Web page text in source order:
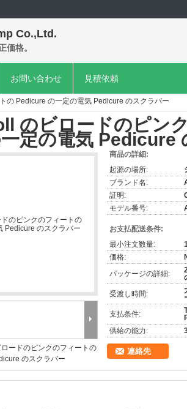
Co.,Ltd.
価格。
お問い合わせ 見積依頼
の Pedicure の一定の電気 Pedicure のスクラバー
のビロードのピン
定の電気 Pedicure
ードのピンクのフィートの
のスクラバー
商品の詳細:
起源の場所:
ブランド名:
証明:
モデル番号:
お支払配送条件:
最小注文数量:
価格:
パッケージの詳細:
受渡し時間:
支払条件:
供給の能力:
連絡先